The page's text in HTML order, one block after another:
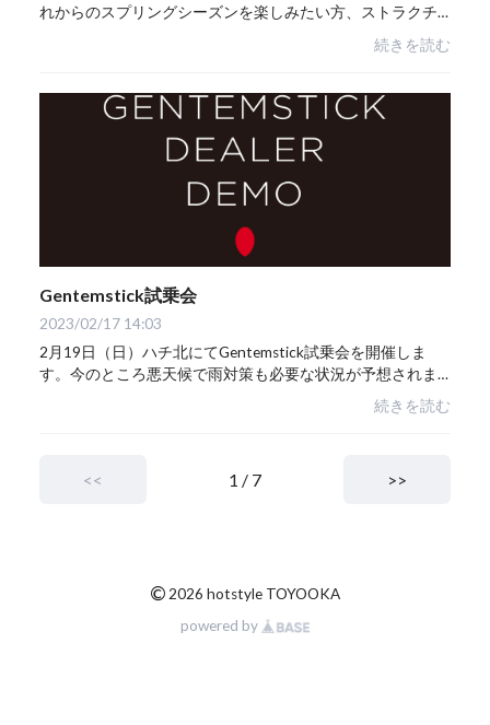
れからのスプリングシーズンを楽しみたい方、ストラクチ
ャー入れて水分多い雪を快適にすべるようチューンナップ
続きを読む
Gentemstick試乗会
2023/02/17 14:03
2月19日（日）ハチ北にてGentemstick試乗会を開催しま
す。今のところ悪天候で雨対策も必要な状況が予想されま
す。試乗には免許証など身分証明書が必要です。ドライバ
続きを読む
<< 1 / 7 >>
©2026 hotstyle TOYOOKA
powered by